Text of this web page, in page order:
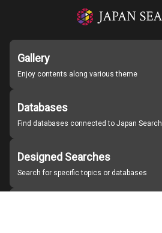
Gallery
Enjoy contents along various theme
Databases
Find databases connected to Japan Search
Designed Searches
Search for specific topics or databases